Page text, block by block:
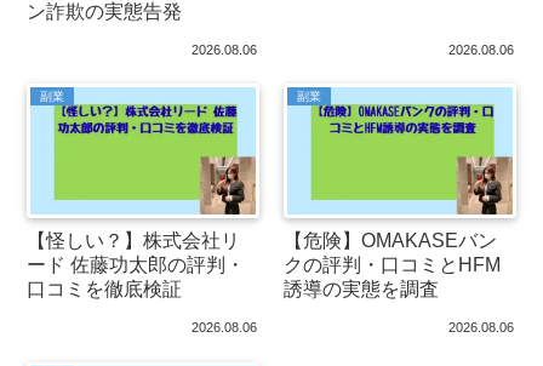
ン詐欺の実態告発
2026.08.06 2026.08.06
副業
【怪しい？】株式会社リ
ード 佐藤功太郎の評判・
口コミを徹底検証
2026.08.06
副業
【危険】OMAKASEバン
クの評判・口コミとHFM
誘導の実態を調査
2026.08.06